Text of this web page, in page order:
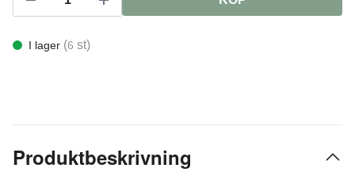
I lager (6 st)
Produktbeskrivning